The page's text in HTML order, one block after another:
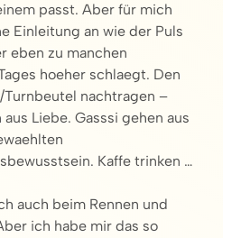
passt. Aber für mich
Einleitung an wie der Puls
eben zu manchen
hoeher schlaegt. Den
Turnbeutel nachtragen –
Liebe. Gasssi gehen aus
Kaffe trinken …
auch beim Rennen und
ich habe mir das so